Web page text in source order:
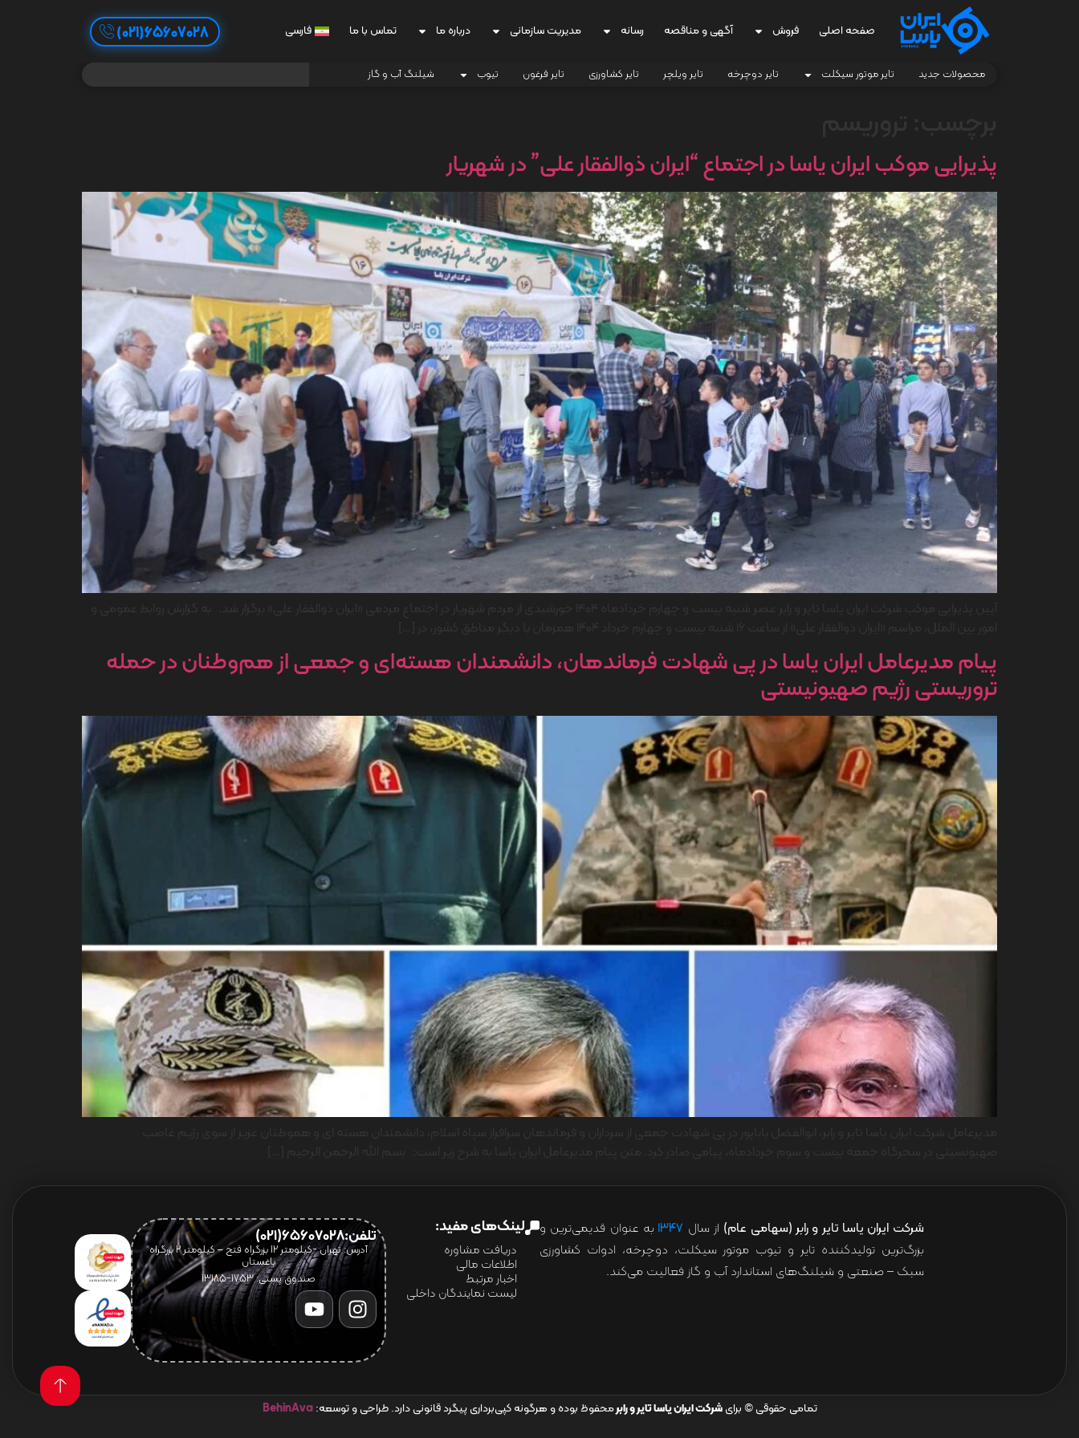
صفحه اصلی فروش آگهی و مناقصه رسانه مدیریت سازمانی درباره ما تماس با ما فارسی 65607028(021)
محصولات جدید تایر موتور سیکلت تایر دوچرخه تایر ویلچر تایر کشاورزی تایر فرغون تیوب شیلنگ آب و گاز
پذیرایی موکب ایران یاسا در اجتماع “ایران ذوالفقار علی” در شهریار
پیام مدیرعامل ایران یاسا در پی شهادت فرماندهان، دانشمندان هسته‌ای و جمعی از هم‌وطنان در حمله
تروریستی رژیم صهیونیستی
شرکت ایران یاسا تایر و رابر (سهامی عام) از سال ۱۳۴۷ به عنوان قدیمی‌ترین و
بزرگ‌ترین تولیدکننده تایر و تیوب موتور سیکلت، دوچرخه، ادوات کشاورزی
سبک – صنعتی و شیلنگ‌های استاندارد آب و گاز فعالیت می‌کند.
لینک‌های مفید:
دریافت مشاوره
اطلاعات مالی
اخبار مرتبط
لیست نمایندگان داخلی
تلفن:65607028(021)
آدرس: تهران -کیلومتر 12 بزرگراه فتح – کیلومتر ۲ بزرگراه
باغستان
صندوق پستی: 1753-13185
تمامی حقوقی © برایشرکت ایران یاسا تایر و رابرمحفوظ بوده و هرگونه کپی‌برداری پیگرد قانونی دارد. طراحی و توسعه:BehinAva